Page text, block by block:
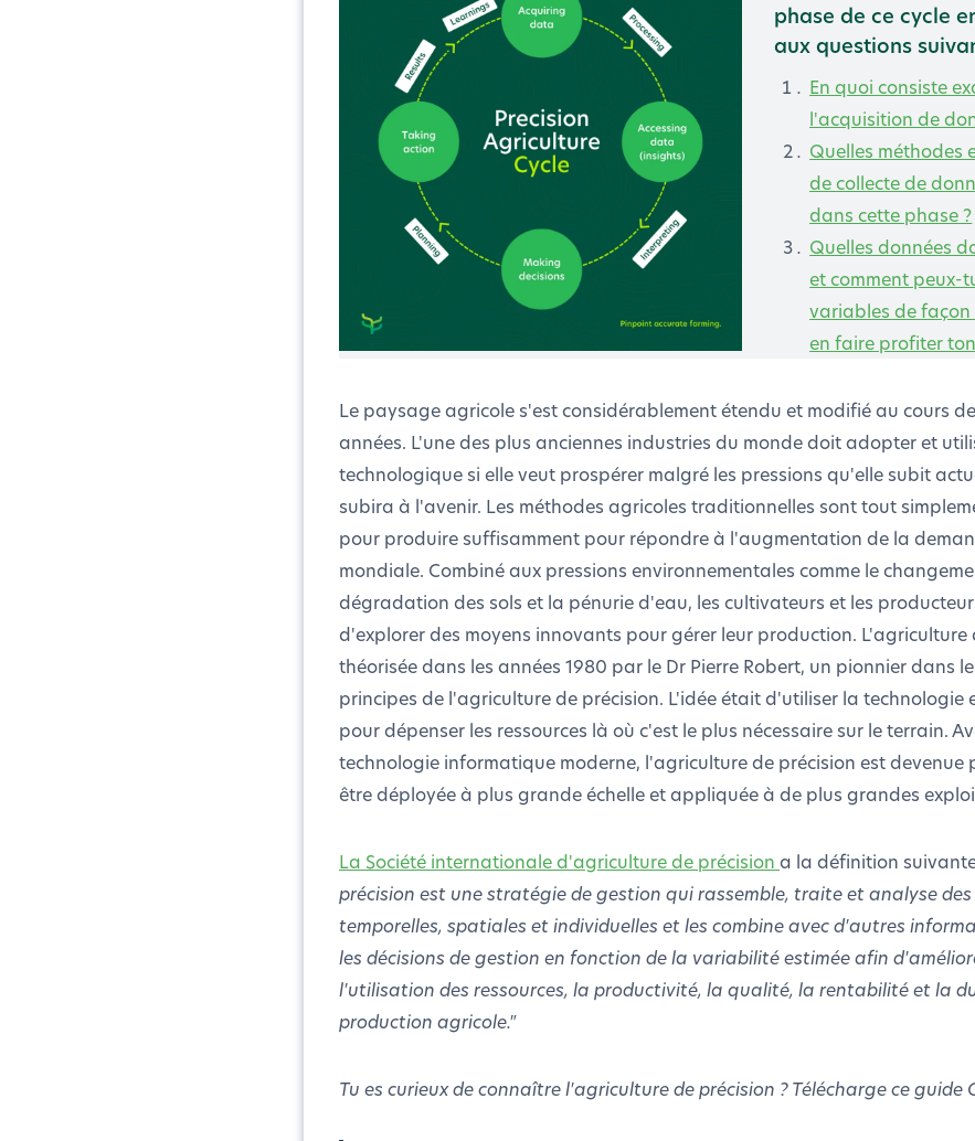
phase de ce cycle
aux questions
En quoi consiste
l'acquisition de
Quelles méthodes
de collecte de
dans cette phase ?
Quelles données
et comment peux-
variables de
en faire profiter
Le paysage agricole s'est considérablement étendu et modifié au cours
années. L'une des plus anciennes industries du monde doit adopter et
technologique si elle veut prospérer malgré les pressions qu'elle subit
subira à l'avenir. Les méthodes agricoles traditionnelles sont tout
pour produire suffisamment pour répondre à l'augmentation de la
mondiale. Combiné aux pressions environnementales comme le
dégradation des sols et la pénurie d'eau, les cultivateurs et les
d'explorer des moyens innovants pour gérer leur production. L'agriculture
théorisée dans les années 1980 par le Dr Pierre Robert, un pionnier dans
principes de l'agriculture de précision. L'idée était d'utiliser la technologie
pour dépenser les ressources là où c'est le plus nécessaire sur le terrain.
technologie informatique moderne, l'agriculture de précision est devenue
être déployée à plus grande échelle et appliquée à de plus grandes
La Société internationale d'agriculture de précision a la définition
précision est une stratégie de gestion qui rassemble, traite et analyse des
temporelles, spatiales et individuelles et les combine avec d'autres
les décisions de gestion en fonction de la variabilité estimée afin
l'utilisation des ressources, la productivité, la qualité, la rentabilité et la
production agricole."
Tu es curieux de connaître l'agriculture de précision ? Télécharge ce guide